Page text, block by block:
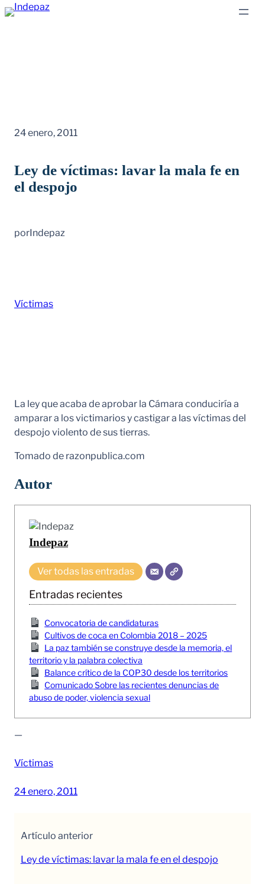
Saltar
24 enero, 2011
Ley de víctimas: lavar la mala fe en
el despojo
porIndepaz
Víctimas
La ley que acaba de aprobar la Cámara conduciría a
amparar a los victimarios y castigar a las víctimas del
despojo violento de sus tierras.
Tomado de razonpublica.com
Autor
Indepaz
Ver todas las entradas
Entradas recientes
Convocatoria de candidaturas
Cultivos de coca en Colombia 2018 – 2025
La paz también se construye desde la memoria, el
territorio y la palabra colectiva
Balance crítico de la COP30 desde los territorios
Comunicado Sobre las recientes denuncias de
abuso de poder, violencia sexual
—
Víctimas
24 enero, 2011
Artículo anterior
Ley de víctimas: lavar la mala fe en el despojo